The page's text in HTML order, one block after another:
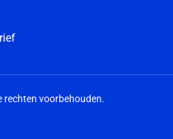
rechten voorbehouden.